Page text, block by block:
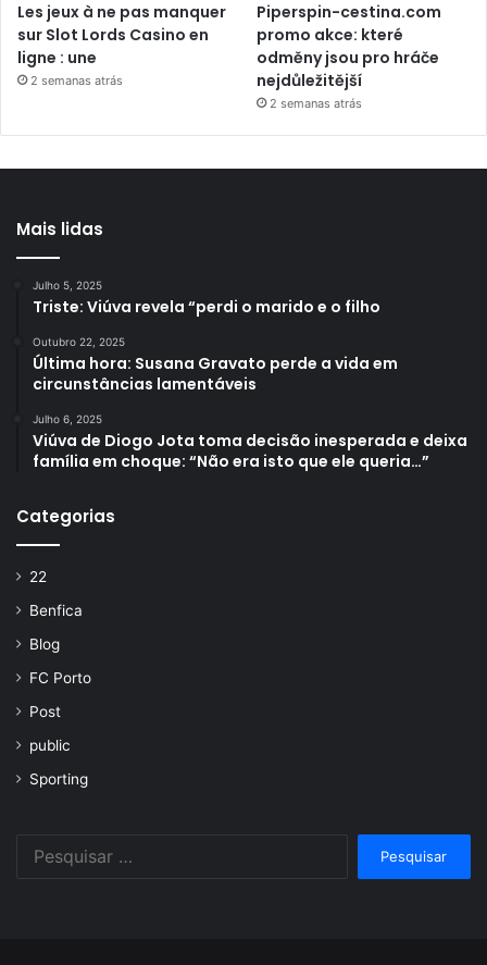
Les jeux à ne pas manquer
sur Slot Lords Casino en
ligne : une
2 semanas atrás
Piperspin-cestina.com
promo akce: které
odměny jsou pro hráče
nejdůležitější
2 semanas atrás
Mais lidas
Julho 5, 2025
Triste: Viúva revela “perdi o marido e o filho
Outubro 22, 2025
Última hora: Susana Gravato perde a vida em
circunstâncias lamentáveis
Julho 6, 2025
Viúva de Diogo Jota toma decisão inesperada e deixa
família em choque: “Não era isto que ele queria…”
Categorias
22
Benfica
Blog
FC Porto
Post
public
Sporting